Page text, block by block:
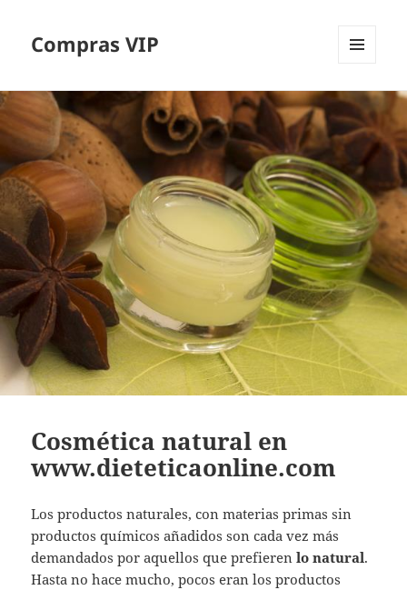
Compras VIP
WIDGETS
Cosmética natural en
www.dieteticaonline.com
Los productos naturales, con materias primas sin
productos químicos añadidos son cada vez más
demandados por aquellos que prefierenlo natural.
Hasta no hace mucho, pocos eran los productos